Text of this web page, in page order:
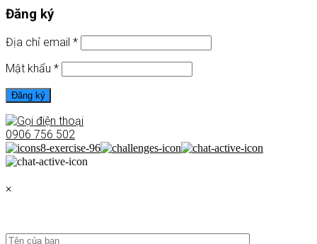
Đăng ký
Địa chỉ email *
Mật khẩu *
Đăng ký
0906 756 502
×